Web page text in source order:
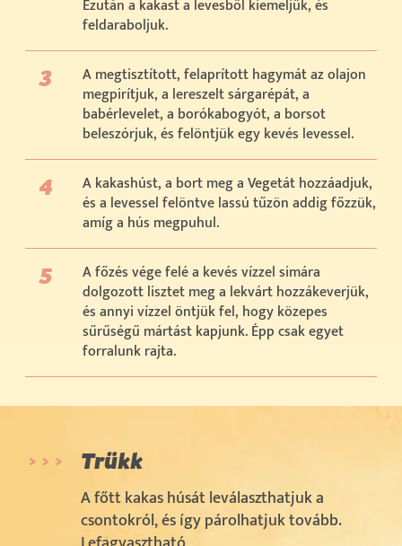
Ezután a kakast a levesből kiemeljük, és
feldaraboljuk.
A megtisztított, felaprított hagymát az olajon
megpirítjuk, a lereszelt sárgarépát, a
babérlevelet, a borókabogyót, a borsot
beleszórjuk, és felöntjük egy kevés levessel.
A kakashúst, a bort meg a Vegetát hozzáadjuk,
és a levessel felöntve lassú tűzön addig főzzük,
amíg a hús megpuhul.
A főzés vége felé a kevés vízzel simára
dolgozott lisztet meg a lekvárt hozzákeverjük,
és annyi vízzel öntjük fel, hogy közepes
sűrűségű mártást kapjunk. Épp csak egyet
forralunk rajta.
Trükk
A főtt kakas húsát leválaszthatjuk a
csontokról, és így párolhatjuk tovább.